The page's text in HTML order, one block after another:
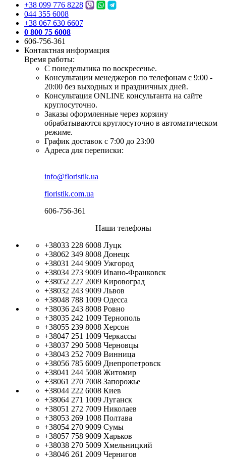
+38 099 776 8228
044 355 6008
+38 067 630 6607
0 800 75 6008
606-756-361
Контактная информация
Время работы:
С понедельника по воскресенье.
Консультации менеджеров по телефонам с 9:00 -
20:00 без выходных и праздничных дней.
Консультация ONLINE консультанта на сайте
круглосуточно.
Заказы оформленные через корзину
обрабатываются круглосуточно в автоматическом
режиме.
График доставок с 7:00 до 23:00
Адреса для переписки:
info@floristik.ua
floristik.com.ua
606-756-361
Наши телефоны
+38033 228 6008 Луцк
+38062 349 8008 Донецк
+38031 244 9009 Ужгород
+38034 273 9009 Ивано-Франковск
+38052 227 2009 Кировоград
+38032 243 9009 Львов
+38048 788 1009 Одесса
+38036 243 8008 Ровно
+38035 242 1009 Тернополь
+38055 239 8008 Херсон
+38047 251 1009 Черкассы
+38037 290 5008 Черновцы
+38043 252 7009 Винница
+38056 785 6009 Днепропетровск
+38041 244 5008 Житомир
+38061 270 7008 Запорожье
+38044 222 6008 Киев
+38064 271 1009 Луганск
+38051 272 7009 Николаев
+38053 269 1008 Полтава
+38054 270 9009 Сумы
+38057 758 9009 Харьков
+38038 270 5009 Хмельницкий
+38046 261 2009 Чернигов